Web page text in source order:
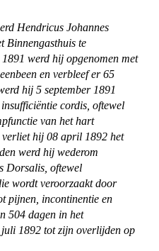
Hendricus Johannes
Binnengasthuis te
werd hij opgenomen met
en verbleef er 65
hij 5 september 1891
cordis, oftewel
van het hart
hij 08 april 1892 het
werd hij wederom
Dorsalis, oftewel
wordt veroorzaakt door
pijnen, incontinentie en
504 dagen in het
1892 tot zijn overlijden op